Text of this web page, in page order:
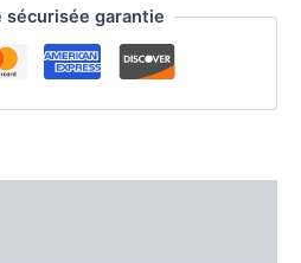
sécurisée garantie